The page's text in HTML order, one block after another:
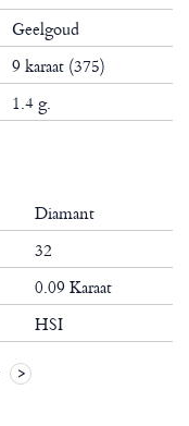
Geelgoud
9 karaat (375)
1.4 g.
Diamant
32
0.09 Karaat
HSI